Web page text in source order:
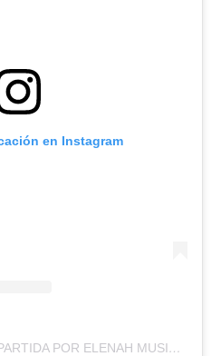
en Instagram
UNA PUBLICACIÓN COMPARTIDA POR ELENAH MUSICA (@ELENAHMUSICA_)